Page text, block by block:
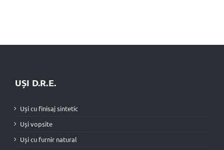
UȘI D.R.E.
Uși cu finisaj sintetic
Uși vopsite
Uși cu furnir natural